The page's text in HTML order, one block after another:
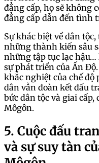
đẳng cấp, họ sẽ không
đẳng cấp dẫn đến tình
Sự khác biệt về dân
những thành kiến sâu
những tập tục lạc
sự phát triển của Ấn
khắc nghiệt của chế
dân vẫn đoàn kết đấu
bức dân tộc và giai
Môgôn.
5. Cuộc đấu
và sự suy tàn